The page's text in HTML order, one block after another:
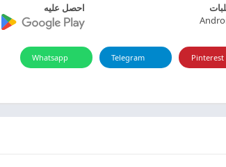
احصل عليه
Pinterest
Telegram
Whatsapp